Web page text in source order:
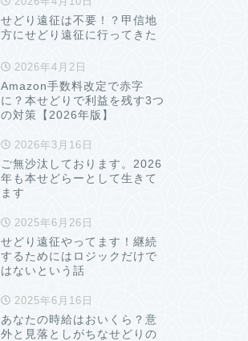
せどり遠征は不要！？甲信地
方にせどり遠征に行ってきた
2026年4月2日
Amazon手数料改定で赤字
に？本せどりで利益を残す3つ
の対策【2026年版】
2026年3月16日
ご無沙汰しております。2026
年も本せどらーとして生きて
ます
2025年6月26日
せどり遠征やってます！継続
するためにはロジックだけで
はないという話
2025年6月16日
あなたの時給はおいくら？意
外と見落としがちなせどりの